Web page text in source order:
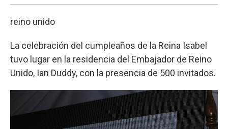
reino unido
La celebración del cumpleaños de la Reina Isabel
tuvo lugar en la residencia del Embajador de Reino
Unido, Ian Duddy, con la presencia de 500 invitados.